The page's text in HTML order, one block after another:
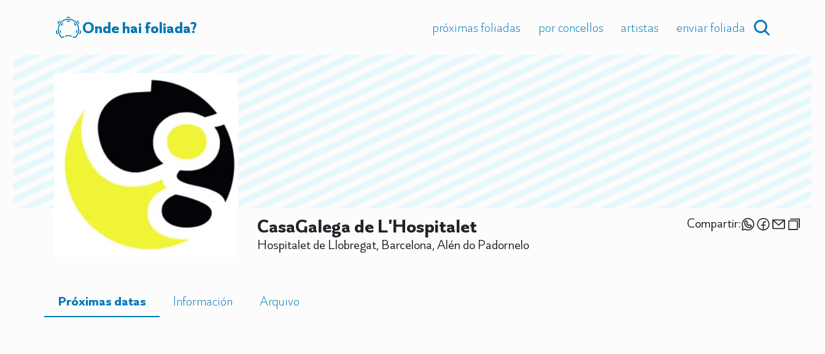
Onde hai foliada? próximas foliadas por concellos artistas enviar foliada
CasaGalega de L'Hospitalet
Hospitalet de Llobregat, Barcelona, Alén do Padornelo
Compartir:
Próximas datas Información Arquivo